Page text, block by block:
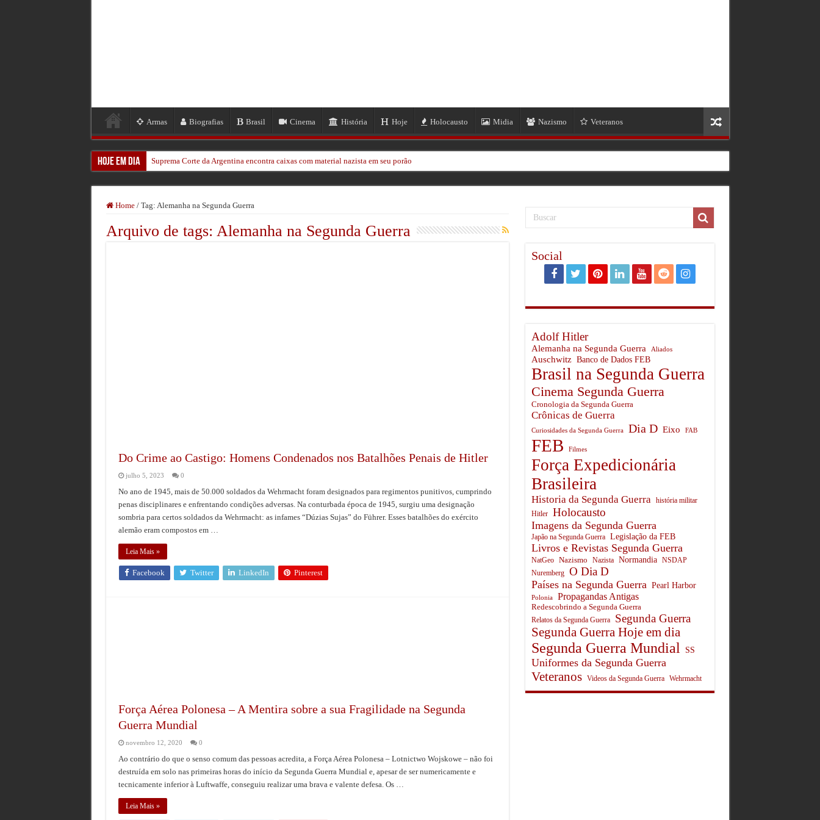
Armas Biografias Brasil Cinema História Hoje Holocausto Midia Nazismo Veteranos
Hoje em Dia Suprema Corte da Argentina encontra caixas com material nazista em seu porão
Um Herói Encontrado: A História de Neil Frye na Segunda Guerra Mundial
Home / Tag: Alemanha na Segunda Guerra
Arquivo de tags: Alemanha na Segunda Guerra
Do Crime ao Castigo: Homens Condenados nos Batalhões Penais de Hitler
julho 5, 2023 0
No ano de 1945, mais de 50.000 soldados da Wehrmacht foram designados para regimentos punitivos, cumprindo
penas disciplinares e enfrentando condições adversas. Na conturbada época de 1945, surgiu uma designação
sombria para certos soldados da Wehrmacht: as infames “Dúzias Sujas” do Führer. Esses batalhões do exército
alemão eram compostos em …
Leia Mais »
Facebook Twitter LinkedIn Pinterest
Força Aérea Polonesa – A Mentira sobre a sua Fragilidade na Segunda
Guerra Mundial
novembro 12, 2020 0
Ao contrário do que o senso comum das pessoas acredita, a Força Aérea Polonesa – Lotnictwo Wojskowe – não foi
destruída em solo nas primeiras horas do início da Segunda Guerra Mundial e, apesar de ser numericamente e
tecnicamente inferior à Luftwaffe, conseguiu realizar uma brava e valente defesa. Os …
Leia Mais »
Social
Adolf Hitler
Alemanha na Segunda Guerra Aliados
Auschwitz Banco de Dados FEB
Brasil na Segunda Guerra
Cinema Segunda Guerra
Cronologia da Segunda Guerra
Crônicas de Guerra
Curiosidades da Segunda Guerra Dia D Eixo FAB
FEB Filmes
Força Expedicionária
Brasileira
Historia da Segunda Guerra
história militar
Hitler
Holocausto
Imagens da Segunda Guerra
Japão na Segunda Guerra Legislação da FEB
Livros e Revistas Segunda Guerra
NatGeo Nazismo Nazista Normandia
NSDAP
Nuremberg
O Dia D
Países na Segunda Guerra Pearl Harbor
Polonia Propagandas Antigas
Redescobrindo a Segunda Guerra
Relatos da Segunda Guerra Segunda Guerra
Segunda Guerra Hoje em dia
Segunda Guerra Mundial SS
Uniformes da Segunda Guerra
Veteranos Videos da Segunda Guerra Wehrmacht